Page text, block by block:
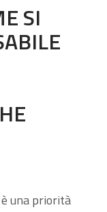
SI
una priorità